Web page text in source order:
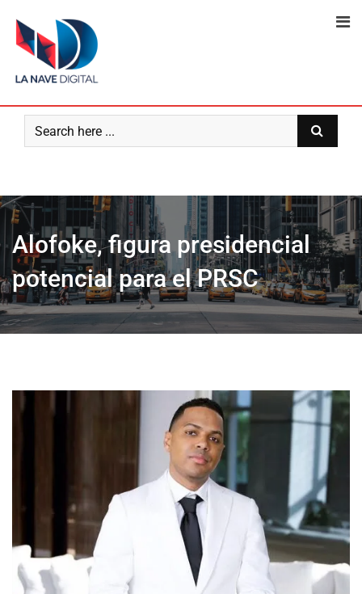
content
Alofoke, figura presidencial
potencial para el PRSC